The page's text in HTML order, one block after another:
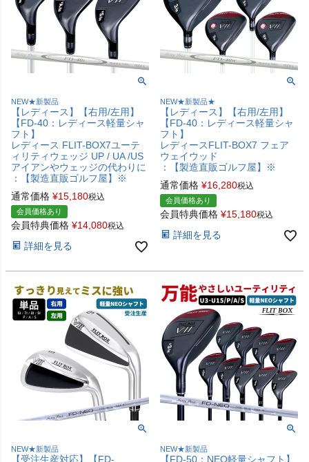
NEW★新製品
【レディース】【右用/左用】
【FD-40：レディース軽量シャ
フト】
レディース FLIT-BOX7ユーテ
ィリティウェッジ UP / UA /US
アイアンやウェッジの代わりに
：【製造直販ゴルフ屋】※
通常価格 ¥15,180税込
会員価格あり
会員特典価格 ¥14,080税込
詳細を見る
NEW★新製品★
【レディース】【右用/左用】
【FD-40：レディース軽量シャ
フト】
レディースFLIT-BOX7 フェア
ウェイウッド
：【製造直販ゴルフ屋】※
通常価格 ¥16,280税込
会員価格あり
会員特典価格 ¥15,180税込
詳細を見る
NEW★新製品
【受注生産対応】【FD-
NEW★新製品
【FD-50：NEO軽量シャフト】